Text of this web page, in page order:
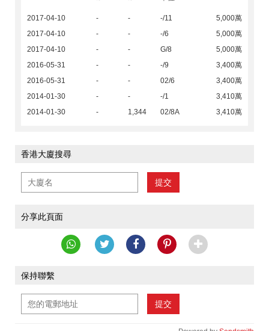
2017-04-10 - - -/11
5,000萬
2017-04-10
- - -/6
5,000萬
2017-04-10
- - G/8
5,000萬
2016-05-31
- - -/9
3,400萬
2016-05-31
- - 02/6
3,400萬
2014-01-30
- - -/1
3,410萬
2014-01-30
- 1,344 02/8A 3,410萬
香港大廈搜尋
提交
分享此頁面
保持聯繫
提交